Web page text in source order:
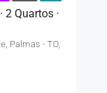
2 Quartos ·
Palmas - TO,